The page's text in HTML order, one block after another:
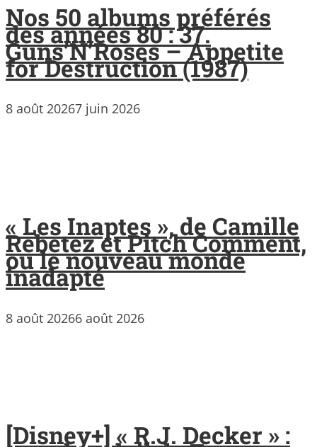
Nos 50 albums préférés
des années 80 : 37.
Guns’N’Roses – Appetite
for Destruction (1987)
8 août 20267 juin 2026
« Les Inaptes », de Camille
Rebetez et Pitch Comment,
ou le nouveau monde
inadapté
8 août 20266 août 2026
[Disney+] « R.J. Decker » :